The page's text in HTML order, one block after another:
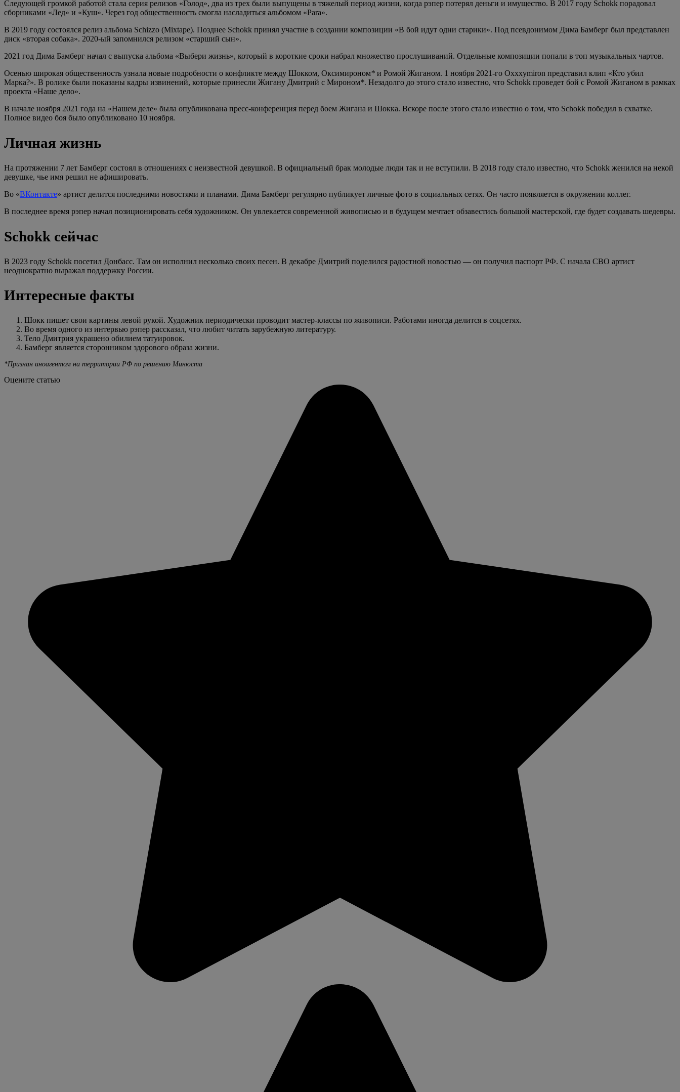
Следующей громкой работой стала серия релизов «Голод», два из трех были выпущены в тяжелый период жизни, когда рэпер потерял деньги и имущество. В 2017 году Schokk порадовал
сборниками «Лед» и «Куш». Через год общественность смогла насладиться альбомом «Para».
В 2019 году состоялся релиз альбома Schizzo (Mixtape). Позднее Schokk принял участие в создании композиции «В бой идут одни старики». Под псевдонимом Дима Бамберг был представлен
диск «вторая собака». 2020-ый запомнился релизом «старший сын».
2021 год Дима Бамберг начал с выпуска альбома «Выбери жизнь», который в короткие сроки набрал множество прослушиваний. Отдельные композиции попали в топ музыкальных чартов.
Осенью широкая общественность узнала новые подробности о конфликте между Шокком, Оксимироном* и Ромой Жиганом. 1 ноября 2021-го Oxxxymiron представил клип «Кто убил
Марка?». В ролике были показаны кадры извинений, которые принесли Жигану Дмитрий с Мироном*. Незадолго до этого стало известно, что Schokk проведет бой с Ромой Жиганом в рамках
проекта «Наше дело».
В начале ноября 2021 года на «Нашем деле» была опубликована пресс-конференция перед боем Жигана и Шокка. Вскоре после этого стало известно о том, что Schokk победил в схватке.
Полное видео боя было опубликовано 10 ноября.
Личная жизнь
На протяжении 7 лет Бамберг состоял в отношениях с неизвестной девушкой. В официальный брак молодые люди так и не вступили. В 2018 году стало известно, что Schokk женился на некой
девушке, чье имя решил не афишировать.
Во «ВКонтакте» артист делится последними новостями и планами. Дима Бамберг регулярно публикует личные фото в социальных сетях. Он часто появляется в окружении коллег.
В последнее время рэпер начал позиционировать себя художником. Он увлекается современной живописью и в будущем мечтает обзавестись большой мастерской, где будет создавать шедевры.
Schokk сейчас
В 2023 году Schokk посетил Донбасс. Там он исполнил несколько своих песен. В декабре Дмитрий поделился радостной новостью — он получил паспорт РФ. С начала СВО артист
неоднократно выражал поддержку России.
Интересные факты
Шокк пишет свои картины левой рукой. Художник периодически проводит мастер-классы по живописи. Работами иногда делится в соцсетях.
Во время одного из интервью рэпер рассказал, что любит читать зарубежную литературу.
Тело Дмитрия украшено обилием татуировок.
Бамберг является сторонником здорового образа жизни.
*Признан иноагентом на территории РФ по решению Минюста
Оцените статью